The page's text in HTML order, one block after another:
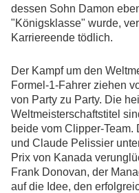
dessen Sohn Damon
"Königsklasse" wurde,
Karriereende tödlich.
Der Kampf um den
Formel-1-Fahrer ziehen
von Party zu Party. Die
Weltmeisterschaftstitel
beide vom Clipper-
und Claude Pelissier
Prix von Kanada
Frank Donovan, der
auf die Idee, den